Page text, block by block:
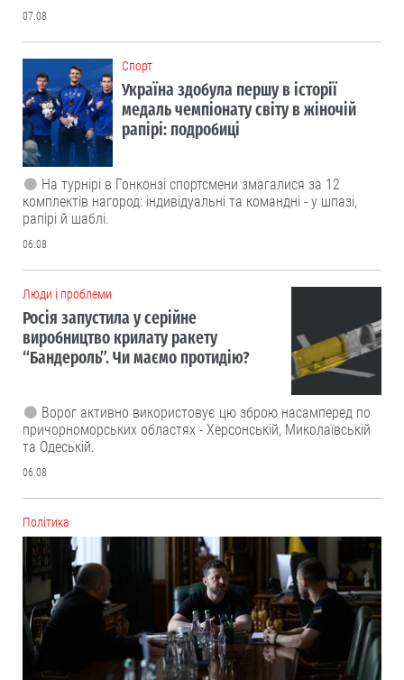
07.08
Cпорт
Україна здобула першу в історії
медаль чемпіонату світу в жіночій
рапірі: подробиці
На турнірі в Гонконзі спортсмени змагалися за 12
комплектів нагород: індивідуальні та командні - у шпазі,
рапірі й шаблі.
06.08
Люди і проблеми
Росія запустила у серійне
виробництво крилату ракету
“Бандероль”. Чи маємо протидію?
Ворог активно використовує цю зброю насамперед по
причорноморських областях - Херсонській, Миколаївській
та Одеській.
06.08
Політика